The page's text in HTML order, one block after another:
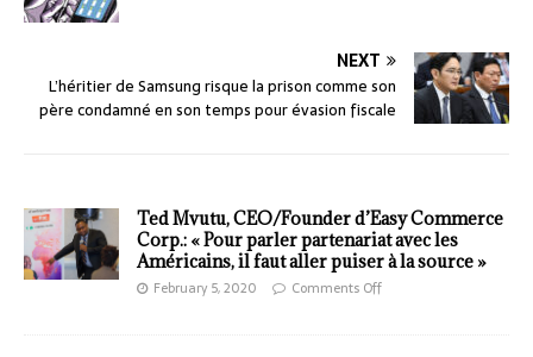
NEXT
L’héritier de Samsung risque la prison comme son
père condamné en son temps pour évasion fiscale
Ted Mvutu, CEO/Founder d’Easy Commerce
Corp.: « Pour parler partenariat avec les
Américains, il faut aller puiser à la source »
February 5, 2020 Comments Off